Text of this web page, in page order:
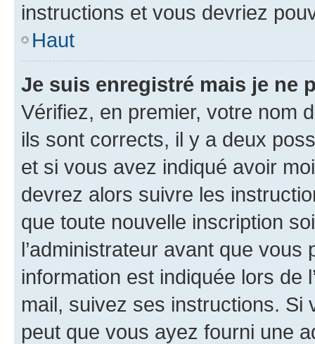
instructions et vous devriez
Haut
Je suis enregistré mais je ne
Vérifiez, en premier, votre nom
ils sont corrects, il y a deux
et si vous avez indiqué avoir
devrez alors suivre les
que toute nouvelle inscription
l’administrateur avant que
information est indiquée lors de
mail, suivez ses instructions. Si
peut que vous ayez fourni une